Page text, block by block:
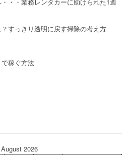
すっきり透明に戻す掃除の考え方
稼ぐ方法
August 2026